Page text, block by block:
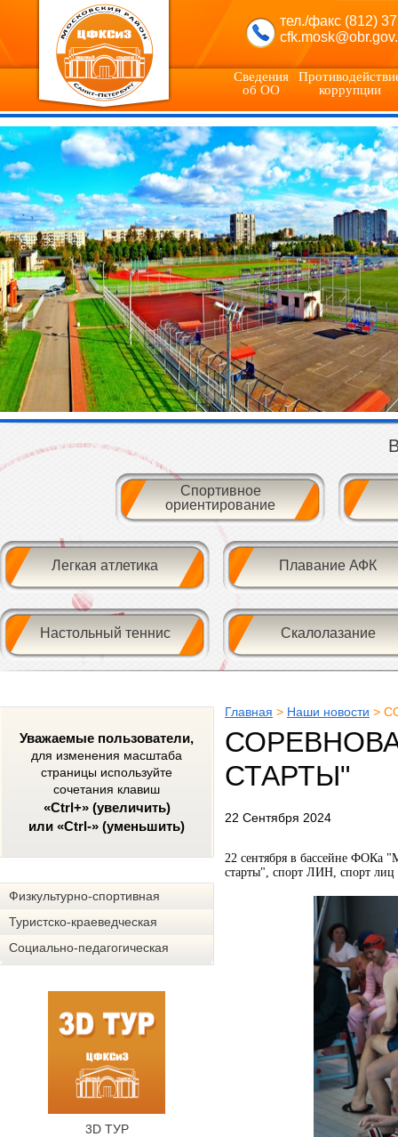
тел./факс (812)
Сведения
об ОО
коррупции
Спортивное
ориентирование
Легкая атлетика Плавание АФК
Настольный теннис Скалолазание
Уважаемые пользователи,
для изменения масштаба
страницы используйте
сочетания клавиш
«Ctrl+» (увеличить)
или «Ctrl-» (уменьшить)
Физкультурно-спортивная
Туристско-краеведческая
Социально-педагогическая
3D ТУР
Главная > Наши новости >
СТАРТЫ"
22 Сентября 2024
22 сентября в бассейне ФОКа
старты", спорт ЛИН, спорт